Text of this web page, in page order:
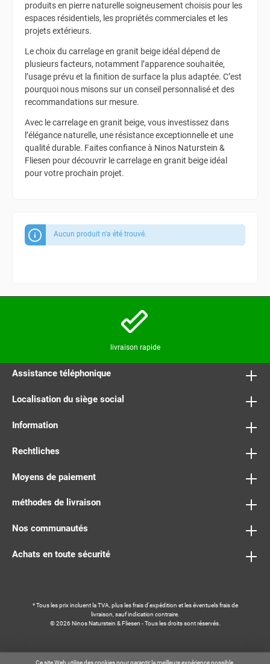
produits en pierre naturelle soigneusement choisis pour les
espaces résidentiels, les propriétés commerciales et les
projets extérieurs.
Le choix du carrelage en granit beige idéal dépend de
plusieurs facteurs, notamment l’apparence souhaitée,
l’usage prévu et la finition de surface la plus adaptée. C’est
pourquoi nous misons sur un conseil personnalisé et des
recommandations sur mesure.
Avec le carrelage en granit beige, vous investissez dans
l’élégance naturelle, une résistance exceptionnelle et une
qualité durable. Faites confiance à Ninos Naturstein &
Fliesen pour découvrir le carrelage en granit beige idéal
pour votre prochain projet.
Aucun produit n'a été trouvé.
livraison rapide
Assistance téléphonique
Localisation du siège social
Information
Rechtliches
Moyens de paiement
méthodes de livraison
Nos communautés
Achats en toute sécurité
* Tous les prix incluent la TVA, plus les fraisd'expédition et les éventuels frais de
livraison, sauf indication contraire.
© 2026 Ninos Naturstein & Fliesen - Tous les droits sont réservés.
Ce site Web utilise des cookies pour garantir la meilleure expérience possible.